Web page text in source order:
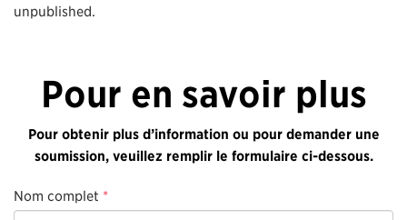
unpublished.
Pour en savoir plus
Pour obtenir plus d’information ou pour demander une
soumission, veuillez remplir le formulaire ci-dessous.
Nom complet *